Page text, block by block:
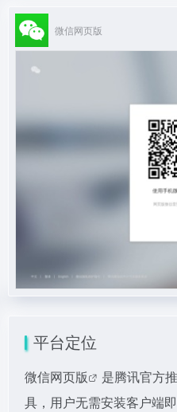
微信网页版
平台定位
微信网页版 是腾讯官方
具，用户无需安装客户端